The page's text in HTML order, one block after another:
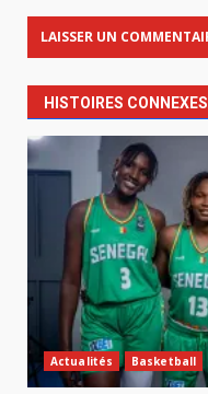
HISTOIRES CONNEXES
Actualités Basketball